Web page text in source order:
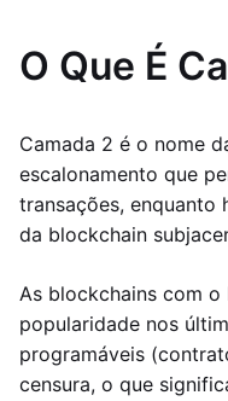
O Que É
Camada 2 é o nome
escalonamento que
transações, enquanto
da blockchain
As blockchains com o
popularidade nos
programáveis
censura, o que